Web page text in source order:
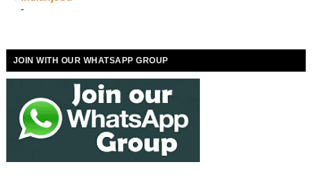
-
JOIN WITH OUR WHATSAPP GROUP